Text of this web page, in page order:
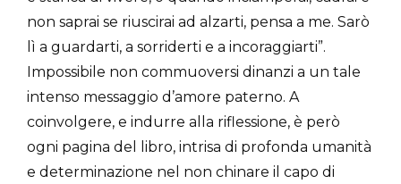
non saprai se riuscirai ad alzarti, pensa a me. Sarò
lì a guardarti, a sorriderti e a incoraggiarti”.
Impossibile non commuoversi dinanzi a un tale
intenso messaggio d’amore paterno. A
coinvolgere, e indurre alla riflessione, è però
ogni pagina del libro, intrisa di profonda umanità
e determinazione nel non chinare il capo di